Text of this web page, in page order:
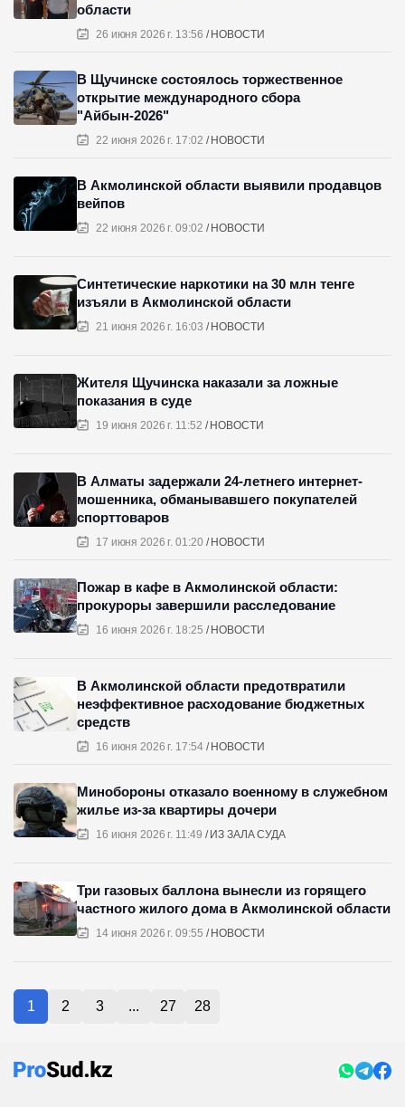
26 июня 2026 г. 13:56 НОВОСТИ
области
22 июня 2026 г. 17:02 НОВОСТИ
В Щучинске состоялось торжественное
открытие международного сбора
"Айбын-2026"
22 июня 2026 г. 09:02 НОВОСТИ
В Акмолинской области выявили продавцов
вейпов
21 июня 2026 г. 16:03 НОВОСТИ
Синтетические наркотики на 30 млн тенге
изъяли в Акмолинской области
19 июня 2026 г. 11:52 НОВОСТИ
Жителя Щучинска наказали за ложные
показания в суде
17 июня 2026 г. 01:20 НОВОСТИ
В Алматы задержали 24-летнего интернет-
мошенника, обманывавшего покупателей
спорттоваров
16 июня 2026 г. 18:25 НОВОСТИ
Пожар в кафе в Акмолинской области:
прокуроры завершили расследование
16 июня 2026 г. 17:54 НОВОСТИ
В Акмолинской области предотвратили
неэффективное расходование бюджетных
средств
16 июня 2026 г. 11:49 ИЗ ЗАЛА СУДА
Минобороны отказало военному в служебном
жилье из-за квартиры дочери
14 июня 2026 г. 09:55 НОВОСТИ
Три газовых баллона вынесли из горящего
частного жилого дома в Акмолинской области
1 2 3 ... 27 28